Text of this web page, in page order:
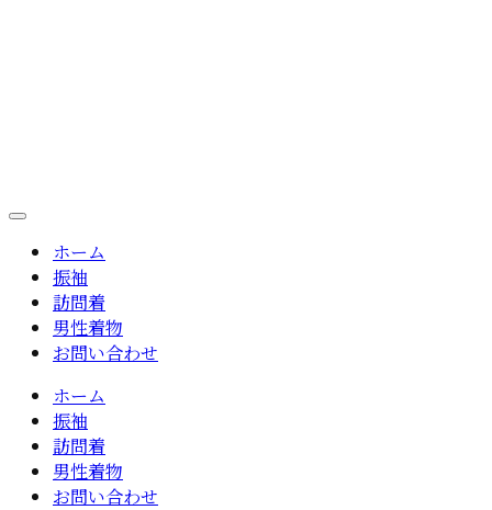
ホーム
振袖
訪問着
男性着物
お問い合わせ
ホーム
振袖
訪問着
男性着物
お問い合わせ